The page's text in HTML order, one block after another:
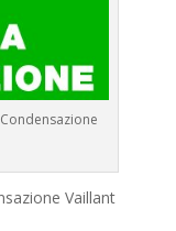
Vaillant